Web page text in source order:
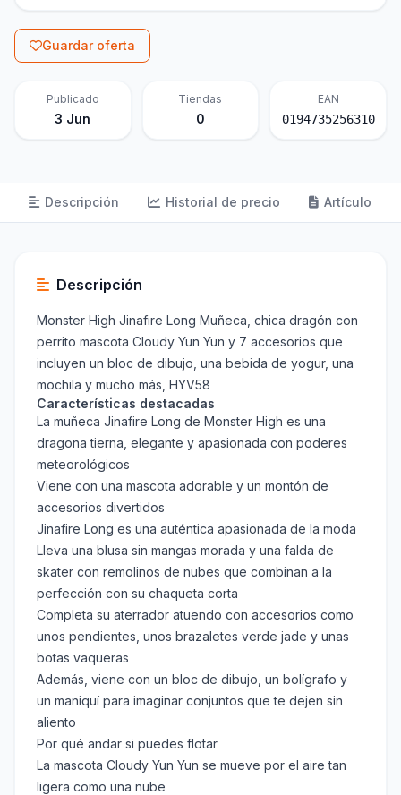
Guardar oferta
Publicado
3 Jun
Tiendas
0
EAN
0194735256310
Descripción Historial de precio Artículo
Descripción
Monster High Jinafire Long Muñeca, chica dragón con
perrito mascota Cloudy Yun Yun y 7 accesorios que
incluyen un bloc de dibujo, una bebida de yogur, una
mochila y mucho más, HYV58
Características destacadas
La muñeca Jinafire Long de Monster High es una
dragona tierna, elegante y apasionada con poderes
meteorológicos
Viene con una mascota adorable y un montón de
accesorios divertidos
Jinafire Long es una auténtica apasionada de la moda
Lleva una blusa sin mangas morada y una falda de
skater con remolinos de nubes que combinan a la
perfección con su chaqueta corta
Completa su aterrador atuendo con accesorios como
unos pendientes, unos brazaletes verde jade y unas
botas vaqueras
Además, viene con un bloc de dibujo, un bolígrafo y
un maniquí para imaginar conjuntos que te dejen sin
aliento
Por qué andar si puedes flotar
La mascota Cloudy Yun Yun se mueve por el aire tan
ligera como una nube